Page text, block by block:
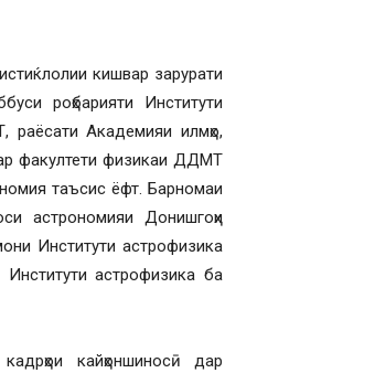
кишвар зарурати
роҳбарияти Институти
Академияи илмҳо,
факултети физикаи ДДМТ
таъсис ёфт. Барномаи
астрономияи Донишгоҳи
Институти астрофизика
астрофизика ба
кайҳоншиносӣ дар